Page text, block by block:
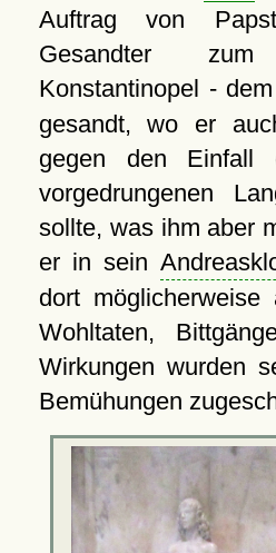
Auftrag von
Gesandter
Konstantinopel -
gesandt, wo er
gegen den
vorgedrungenen
sollte, was ihm aber
er in sein
dort
Wohltaten,
Wirkungen wurden
Bemühungen